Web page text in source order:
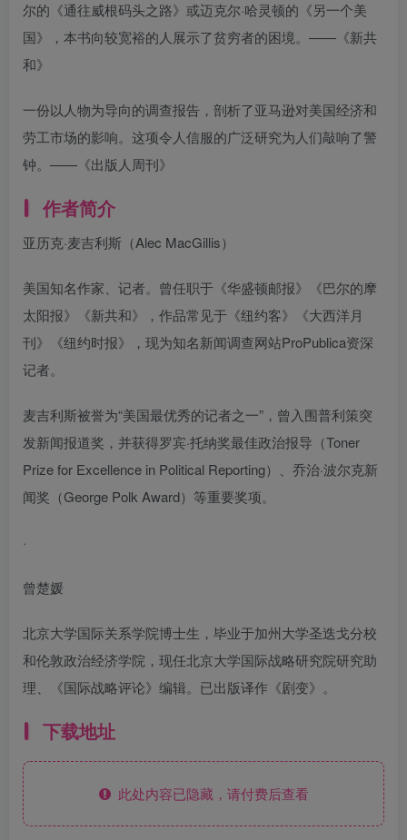
尔的《通往威根码头之路》或迈克尔·哈灵顿的《另一个美
国》，本书向较宽裕的人展示了贫穷者的困境。——《新共
和》
一份以人物为导向的调查报告，剖析了亚马逊对美国经济和
劳工市场的影响。这项令人信服的广泛研究为人们敲响了警
钟。——《出版人周刊》
作者简介
亚历克·麦吉利斯（Alec MacGillis）
美国知名作家、记者。曾任职于《华盛顿邮报》《巴尔的摩
太阳报》《新共和》，作品常见于《纽约客》《大西洋月
刊》《纽约时报》，现为知名新闻调查网站ProPublica资深
记者。
麦吉利斯被誉为“美国最优秀的记者之一”，曾入围普利策突
发新闻报道奖，并获得罗宾·托纳奖最佳政治报导（Toner
Prize for Excellence in Political Reporting）、乔治·波尔克新
闻奖（George Polk Award）等重要奖项。
·
曾楚媛
北京大学国际关系学院博士生，毕业于加州大学圣迭戈分校
和伦敦政治经济学院，现任北京大学国际战略研究院研究助
理、《国际战略评论》编辑。已出版译作《剧变》。
下载地址
此处内容已隐藏，请付费后查看